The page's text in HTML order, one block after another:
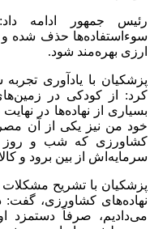
رئیس جمهور ادامه
سوءاستفاده‌ها حذف شده
ارزی بهره‌مند شود.
پزشکیان با یادآوری
کرد: از کودکی در
بسیاری از نهاده‌ها در
خود من نیز یکی از آن
کشاورزی که شب و روز
سرمایه‌اش از بین برود و
پزشکیان با تشریح مشکلات
نهاده‌های کشاورزی، گفت:
می‌دادیم، صرفاً دستمزد